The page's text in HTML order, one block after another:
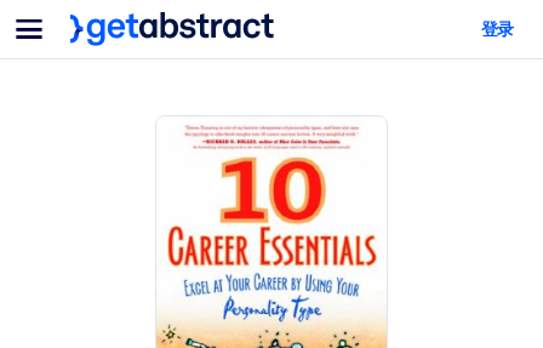
菜单
面向团队与管理者
为您的员工配备关键的人工智能技能。
帮助您的管理者为未来的工作时代做好准备。
让团队更轻松地共同学习、解决实际问题并更快采取行动。
面向人工智能系统
登录